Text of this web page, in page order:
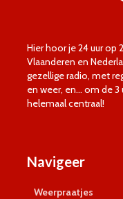
Hier hoor je 24 uur op
Vlaanderen en
gezellige radio, met
en weer, en… om de 3
helemaal centraal!
Navigeer
Weerpraatjes